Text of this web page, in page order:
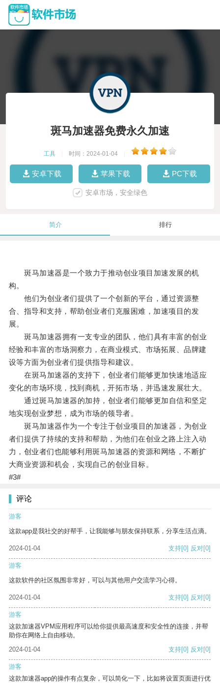
斑马加速器免费永久加速
工具 时间：2024-01-04
安卓下载 苹果下载 PC下载
安卓市场，安全绿色
简介 排行
斑马加速器是一个致力于推动创业项目加速发展的机
构。
他们为创业者们提供了一个创新的平台，通过资源整
合、指导和支持，帮助创业者们克服困难，加速项目的发
展。
斑马加速器拥有一支专业的团队，他们具有丰富的创业
经验和丰富的市场洞察力，在商业模式、市场拓展、品牌建
设等方面为创业者们提供指导和建议。
在斑马加速器的支持下，创业者们能够更加快速地适应
变化的市场环境，找到商机，开拓市场，并迅速发展壮大。
通过斑马加速器的加持，创业者们能够更加自信和坚定
地实现创业梦想，成为市场的领导者。
斑马加速器作为一个专注于创业项目的加速器，为创业
者们提供了持续的支持和帮助，为他们在创业之路上注入动
力，创业者们也能够利用斑马加速器的资源和网络，不断扩
大商业资源和机会，实现自己的创业目标。
#3#
评论
游客
这款app是我社交的好帮手，让我能够与朋友保持联系，分享生活点滴。
2024-01-04 支持[0] 反对[0]
游客
这款软件的社区氛围非常好，可以与其他用户交流学习心得。
2024-01-04 支持[0] 反对[0]
游客
这款加速器VPM应用程序可以给你提供最高速度和安全性的连接，并帮
助你在网络上自由移动。
2024-01-04
支持[0] 反对[0]
游客
这款加速器app的操作有点复杂，可以简化一下，比如将设置页面进行优